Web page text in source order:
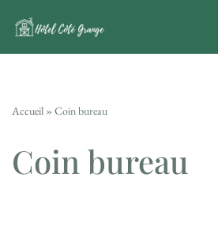
Accueil »Coin bureau
Coin bureau